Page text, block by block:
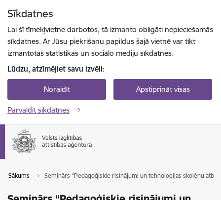
Sīkdatnes
Lai šī tīmekļvietne darbotos, tā izmanto obligāti nepieciešamās
sīkdatnes. Ar Jūsu piekrišanu papildus šajā vietnē var tikt
izmantotas statistikas un sociālo mediju sīkdatnes.
Lūdzu, atzīmējiet savu izvēli:
Noraidīt Apstiprināt visas
Pārvaldīt sīkdatnes
Sākums Seminārs “Pedagoģiskie risinājumi un tehnoloģijas skolēnu